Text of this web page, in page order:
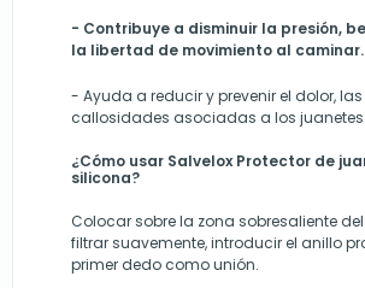
- Contribuye a disminuir la presión,
la libertad de movimiento al caminar.
- Ayuda a reducir y prevenir el dolor,
callosidades asociadas a los juanetes.
¿Cómo usar Salvelox Protector de
silicona?
Colocar sobre la zona sobresaliente
filtrar suavemente, introducir el anillo
primer dedo como unión.